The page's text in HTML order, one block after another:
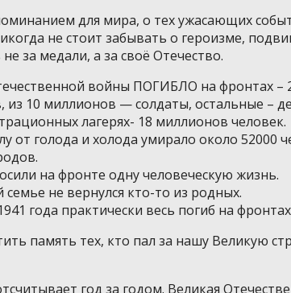
для мира, о тех ужасающих
не стоит забывать о героизме,
за медали, а за своё Отечество.
войны ПОГИБЛО на фронтах –
из 10 миллионов — солдаты, остальные –
лагерях- 18 миллионов человек.
от голода и холода умирало около 52000
на фронте одну человеческую жизнь.
семье не вернулся кто-то из родных.
года практически весь погиб на
память тех, кто пал за нашу Великую
год за годом. Великая